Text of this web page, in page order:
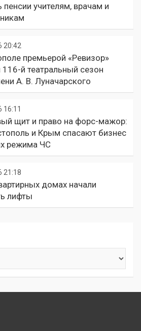
пенсии учителям, врачам и
20:42
премьерой «Ревизор»
й театральный сезон
А. В. Луначарского
16:11
щит и право на форс-мажор:
и Крым спасают бизнес
режима ЧС
21:18
домах начали
лифты